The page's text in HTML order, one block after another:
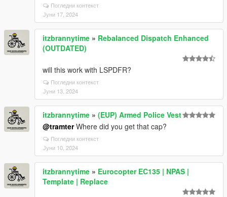
Погледни контекст
Јуни 17, 2024
itzbrannytime » Rebalanced Dispatch Enhanced
(OUTDATED)
will this work with LSPDFR?
Погледни контекст
Јуни 13, 2024
itzbrannytime » (EUP) Armed Police Vest
@tramterWhere did you get that cap?
Погледни контекст
Јуни 10, 2024
itzbrannytime » Eurocopter EC135 | NPAS |
Template | Replace